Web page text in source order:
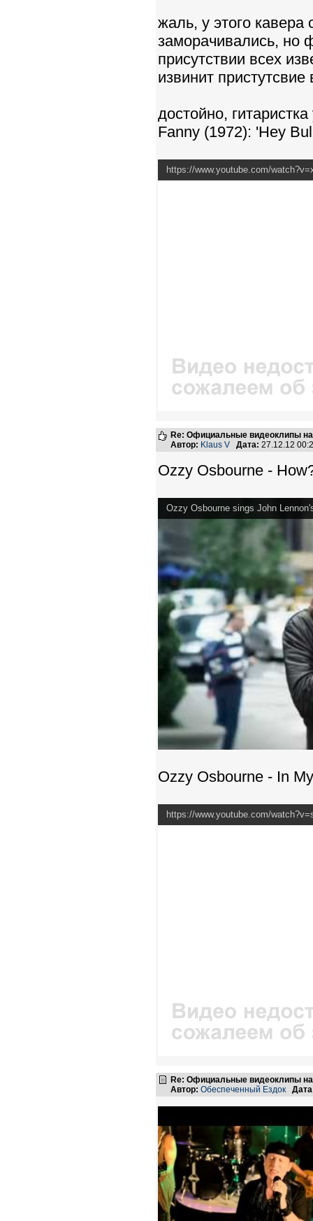
жаль, у этого кавера
заморачивались, но
присутствии всех
извинит пристутсвие
достойно,
Fanny (1972): 'Hey
https://www.youtube.com/
Re: Официальные видеоклипы
Автор: Klaus V Дата: 27.12.12
Ozzy Osbourne -
Ozzy Osbourne sings John
Ozzy Osbourne - In
https://www.youtube.com/
Re: Официальные видеоклипы
Автор: Обеспеченный Ездок